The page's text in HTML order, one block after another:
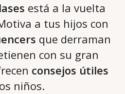
está a la vuelta
a tus hijos con
que derraman
con su gran
consejos útiles
niños.